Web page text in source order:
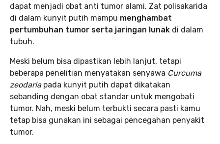
dapat menjadi obat anti tumor alami. Zat polisakarida
di dalam kunyit putih mampu menghambat
pertumbuhan tumor serta jaringan lunak di dalam
tubuh.
Meski belum bisa dipastikan lebih lanjut, tetapi
beberapa penelitian menyatakan senyawa Curcuma
zeodariapada kunyit putih dapat dikatakan
sebanding dengan obat standar untuk mengobati
tumor. Nah, meski belum terbukti secara pasti kamu
tetap bisa gunakan ini sebagai pencegahan penyakit
tumor.